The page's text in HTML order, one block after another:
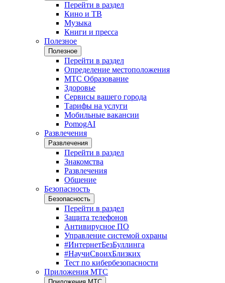
Перейти в раздел
Кино и ТВ
Музыка
Книги и пресса
Полезное
Полезное
Перейти в раздел
Определение местоположения
МТС Образование
Здоровье
Сервисы вашего города
Тарифы на услуги
Мобильные вакансии
PomogAI
Развлечения
Развлечения
Перейти в раздел
Знакомства
Развлечения
Общение
Безопасность
Безопасность
Перейти в раздел
Защита телефонов
Антивирусное ПО
Управление системой охраны
#ИнтернетБезБуллинга
#НаучиСвоихБлизких
Тест по кибербезопасности
Приложения МТС